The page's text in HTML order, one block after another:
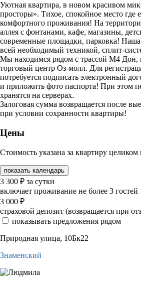
Уютная квартира, в новом красивом
просторы». Тихое, спокойное место где
комфортного проживания! На
аллея с фонтанами, кафе, магазины,
современные площадки, парковка! Наша
всей необходимый техникой, сплит-
Мы находимся рядом с трассой М4 Дон,
торговый центр Оз-молл. Для
потребуется подписать электронный
и приложить фото паспорта! При этом
хранятся на серверах.
Залоговая сумма возвращается после
при условии сохранности квартиры!
Цены
Стоимость указана за квартиру
показать календарь
3 300 ₽ за сутки
включает проживание не более 3 гостей
3 000 ₽
страховой депозит (возвращается при
показывать предложения рядом
Природная улица, 10Бк22
Знаменский